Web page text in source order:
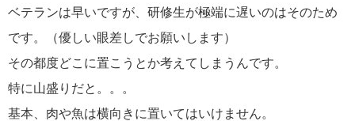
ベテランは早いですが、研修生が極端に遅いのはそのため
です。（優しい眼差しでお願いします）
その都度どこに置こうとか考えてしまうんです。
特に山盛りだと。。。
基本、肉や魚は横向きに置いてはいけません。